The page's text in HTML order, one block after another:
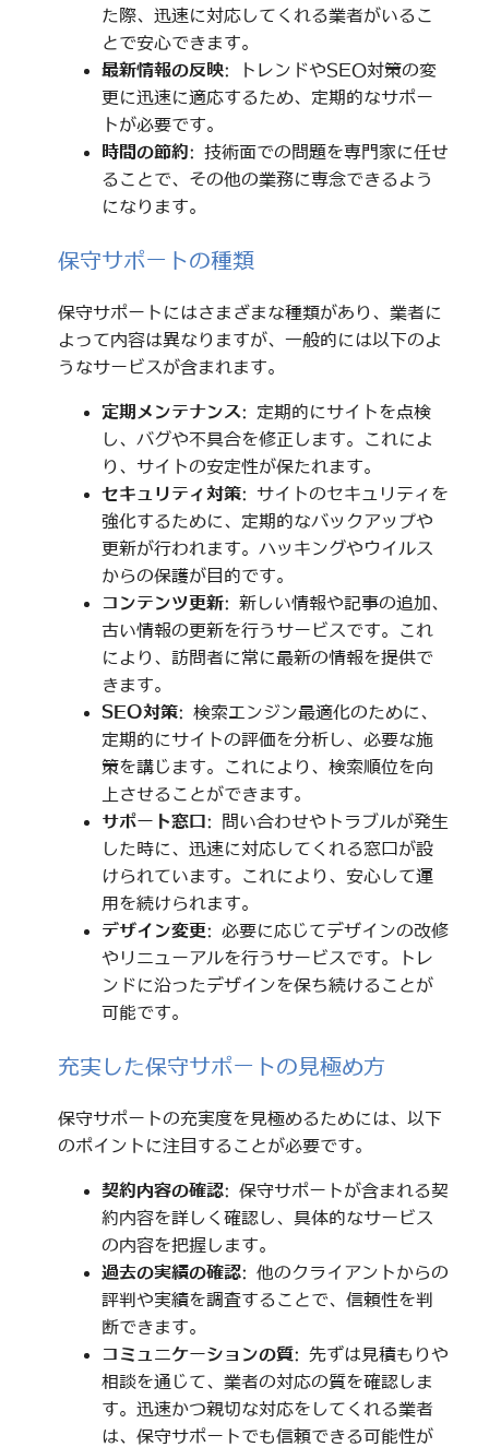
た際、迅速に対応してくれる業者がいるこ
とで安心できます。
最新情報の反映: トレンドやSEO対策の変
更に迅速に適応するため、定期的なサポー
トが必要です。
時間の節約: 技術面での問題を専門家に任せ
ることで、その他の業務に専念できるよう
になります。
保守サポートの種類
保守サポートにはさまざまな種類があり、業者に
よって内容は異なりますが、一般的には以下のよ
うなサービスが含まれます。
定期メンテナンス: 定期的にサイトを点検
し、バグや不具合を修正します。これによ
り、サイトの安定性が保たれます。
セキュリティ対策: サイトのセキュリティを
強化するために、定期的なバックアップや
更新が行われます。ハッキングやウイルス
からの保護が目的です。
コンテンツ更新: 新しい情報や記事の追加、
古い情報の更新を行うサービスです。これ
により、訪問者に常に最新の情報を提供で
きます。
SEO対策: 検索エンジン最適化のために、
定期的にサイトの評価を分析し、必要な施
策を講じます。これにより、検索順位を向
上させることができます。
サポート窓口 : 問い合わせやトラブルが発生
した時に、迅速に対応してくれる窓口が設
けられています。これにより、安心して運
用を続けられます。
デザイン変更: 必要に応じてデザインの改修
やリニューアルを行うサービスです。トレ
ンドに沿ったデザインを保ち続けることが
可能です。
充実した保守サポートの見極め方
保守サポートの充実度を見極めるためには、以下
のポイントに注目することが必要です。
契約内容の確認: 保守サポートが含まれる契
約内容を詳しく確認し、具体的なサービス
の内容を把握します。
過去の実績の確認: 他のクライアントからの
評判や実績を調査することで、信頼性を判
断できます。
コミュニケーションの質: 先ずは見積もりや
相談を通じて、業者の対応の質を確認しま
す。迅速かつ親切な対応をしてくれる業者
は、保守サポートでも信頼できる可能性が